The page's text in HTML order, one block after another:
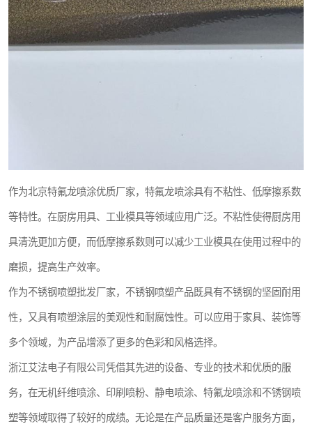
作为北京特氟龙喷涂优质厂家，特氟龙喷涂具有不粘性、低摩擦系数
等特性。在厨房用具、工业模具等领域应用广泛。不粘性使得厨房用
具清洗更加方便，而低摩擦系数则可以减少工业模具在使用过程中的
磨损，提高生产效率。
作为不锈钢喷塑批发厂家，不锈钢喷塑产品既具有不锈钢的坚固耐用
性，又具有喷塑涂层的美观性和耐腐蚀性。可以应用于家具、装饰等
多个领域，为产品增添了更多的色彩和风格选择。
浙江艾法电子有限公司凭借其先进的设备、专业的技术和优质的服
务，在无机纤维喷涂、印刷喷粉、静电喷涂、特氟龙喷涂和不锈钢喷
塑等领域取得了较好的成绩。无论是在产品质量还是客户服务方面，